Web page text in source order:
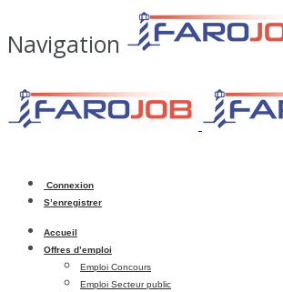
Navigation
Connexion
S’enregistrer
Accueil
Offres d’emploi
Emploi Concours
Emploi Secteur public